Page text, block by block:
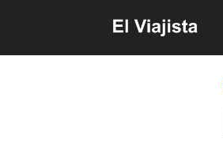
contenido